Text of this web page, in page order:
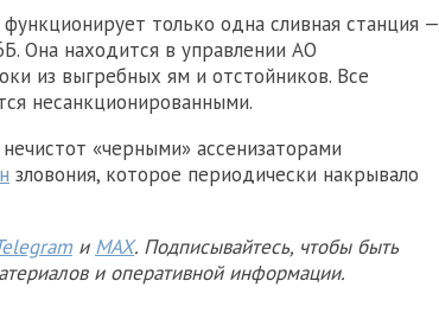
только одна сливная станция —
Она находится в управлении АО
из выгребных ям и отстойников. Все
несанкционированными.
«черными» ассенизаторами
зловония, которое периодически накрывало
и MAX. Подписывайтесь, чтобы быть
и оперативной информации.